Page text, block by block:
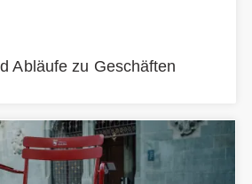
Abläufe zu Geschäften